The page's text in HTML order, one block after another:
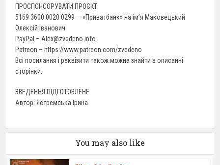
ПРОСПОНСОРУВАТИ ПРОЄКТ:
5169 3600 0020 0299 — «Приватбанк» на ім’я Маковецький
Олексій Іванович
PayPal – Alex@zvedeno.info
Patreon – https://www.patreon.com/zvedeno
Всі посилання і реквізити також можна знайти в описанні
сторінки.
ЗВЕДЕННЯ ПІДГОТОВЛЕНЕ
Автор: Ястремська Ірина
You may also like